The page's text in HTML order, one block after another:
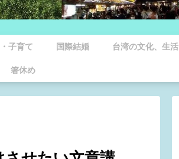
子育て 国際結婚 台湾の文化、生活
箸休め